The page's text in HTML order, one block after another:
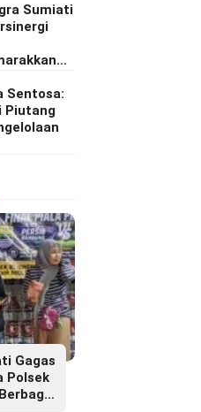
Sumiati
Sentosa:
Piutang
Gagas
Polsek